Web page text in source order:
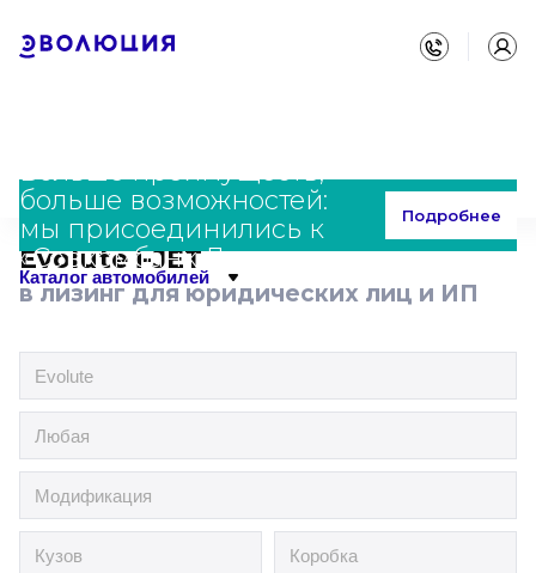
Больше преимуществ,
больше возможностей:
мы присоединились к
«Совкомбанк Лизинг»
Подробнее
Каталог автомобилей
Главная Каталог Evolute i-JET
Evolute i-JET
в лизинг для юридических лиц и ИП